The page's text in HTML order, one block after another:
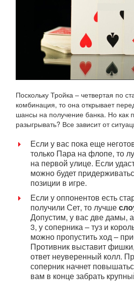
Поскольку Тройка – четвертая по
комбинация, то она открывает
шансы на получение банка. Но как
разыгрывать? Все зависит от
Если у вас пока еще
только Пара на флопе, то
на первой улице. Если
можно будет
позиции в игре.
Если у оппонентов есть
получили Сет, то лучше
Допустим, у вас две дамы,
3, у соперника – туз и
можно пропустить ход –
Противник выставит
ответ неуверенный колл.
соперник начнет
вам в конце забрать